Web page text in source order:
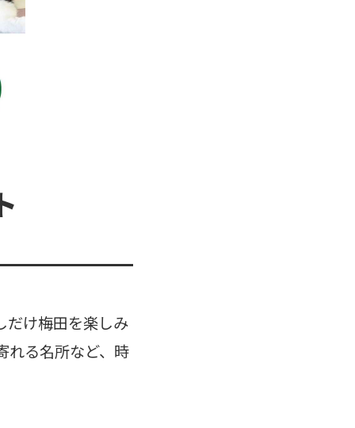
だけ梅田を楽しみ
れる名所など、時